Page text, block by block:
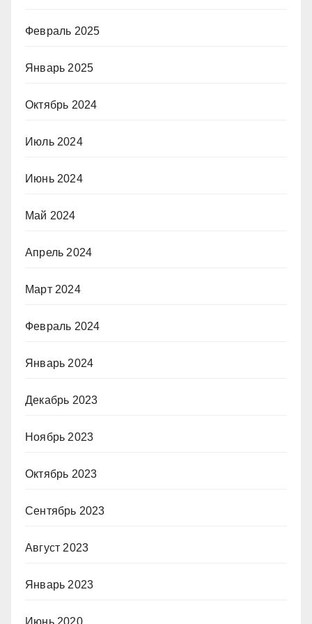
Февраль 2025
Январь 2025
Октябрь 2024
Июль 2024
Июнь 2024
Май 2024
Апрель 2024
Март 2024
Февраль 2024
Январь 2024
Декабрь 2023
Ноябрь 2023
Октябрь 2023
Сентябрь 2023
Август 2023
Январь 2023
Июнь 2020